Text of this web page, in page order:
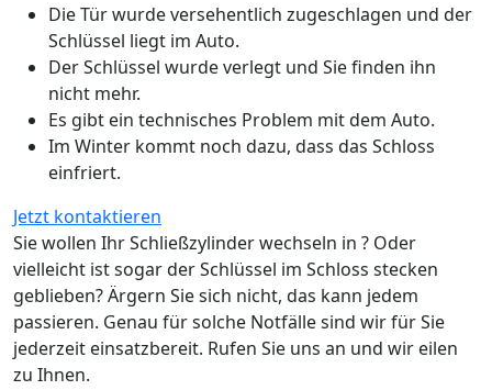
Die Tür wurde versehentlich zugeschlagen und der
Schlüssel liegt im Auto.
Der Schlüssel wurde verlegt und Sie finden ihn
nicht mehr.
Es gibt ein technisches Problem mit dem Auto.
Im Winter kommt noch dazu, dass das Schloss
einfriert.
Jetzt kontaktieren
Sie wollen Ihr Schließzylinder wechseln in ? Oder
vielleicht ist sogar der Schlüssel im Schloss stecken
geblieben? Ärgern Sie sich nicht, das kann jedem
passieren. Genau für solche Notfälle sind wir für Sie
jederzeit einsatzbereit. Rufen Sie uns an und wir eilen
zu Ihnen.